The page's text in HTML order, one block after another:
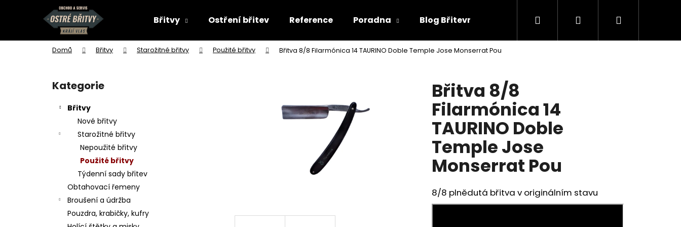
Břitvy Ostření břitev Reference Poradna Blog Břitevníka Kontakty Značky
Hledat PřihlášeníNákupní
Domů Břitvy Starožitné břitvy Použité břitvy Břitva 8/8 Filarmónica 14 TAURINO Doble Temple Jose Monserrat Pou
Přeskočit
kategorie
Kategorie
Břitvy
Nové břitvy
Starožitné břitvy
Nepoužité břitvy
Použité břitvy
Týdenní sady břitev
Obtahovací řemeny
Broušení a údržba
Pouzdra, krabičky, kufry
Břitva 8/8
Filarmónica 14
TAURINO Doble
Temple Jose
Monserrat Pou
8/8 plnědutá břitva v originálním stavu
í
Zpět
do
obchodu
Zpět
do
obchodu
Co potřebujete najít?
Doporučujeme
Následující